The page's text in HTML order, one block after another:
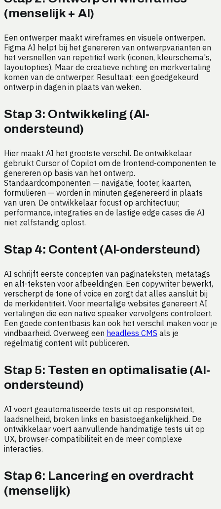
(menselijk + AI)
Een ontwerper maakt wireframes en visuele ontwerpen.
Figma AI helpt bij het genereren van ontwerpvarianten en
het versnellen van repetitief werk (iconen, kleurschema's,
layoutopties). Maar de creatieve richting en merkvertaling
komen van de ontwerper. Resultaat: een goedgekeurd
ontwerp in dagen in plaats van weken.
Stap 3: Ontwikkeling (AI-
ondersteund)
Hier maakt AI het grootste verschil. De ontwikkelaar
gebruikt Cursor of Copilot om de frontend-componenten te
genereren op basis van het ontwerp.
Standaardcomponenten — navigatie, footer, kaarten,
formulieren — worden in minuten gegenereerd in plaats
van uren. De ontwikkelaar focust op architectuur,
performance, integraties en de lastige edge cases die AI
niet zelfstandig oplost.
Stap 4: Content (AI-ondersteund)
AI schrijft eerste concepten van paginateksten, metatags
en alt-teksten voor afbeeldingen. Een copywriter bewerkt,
verscherpt de tone of voice en zorgt dat alles aansluit bij
de merkidentiteit. Voor meertalige websites genereert AI
vertalingen die een native speaker vervolgens controleert.
Een goede contentbasis kan ook het verschil maken voor je
vindbaarheid. Overweeg een headless CMS als je
regelmatig content wilt publiceren.
Stap 5: Testen en optimalisatie (AI-
ondersteund)
AI voert geautomatiseerde tests uit op responsiviteit,
laadsnelheid, broken links en basistoegankelijkheid. De
ontwikkelaar voert aanvullende handmatige tests uit op
UX, browser-compatibiliteit en de meer complexe
interacties.
Stap 6: Lancering en overdracht
(menselijk)